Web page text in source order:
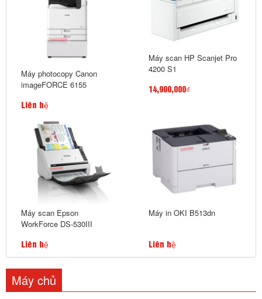
Máy photocopy Canon
imageFORCE 6155
Liên hệ
Máy scan HP Scanjet Pro
4200 S1
14,900,000₫
Máy scan Epson
WorkForce DS-530III
Liên hệ
Máy in OKI B513dn
Liên hệ
Máy chủ